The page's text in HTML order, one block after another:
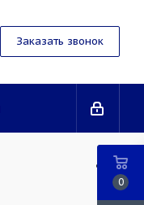
Заказать звонок
0